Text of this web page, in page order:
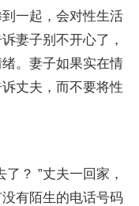
一起，会对性生活
妻子别不开心了，
。妻子如果实在情
丈夫，而不要将性
？ ”丈夫一回家，
有陌生的电话号码